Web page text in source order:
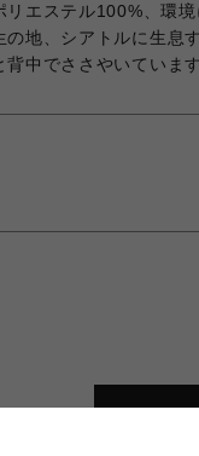
エステル100%、環
の地、シアトルに生息
中でささやいています